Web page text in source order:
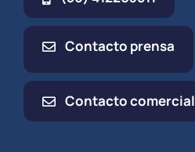
Contacto prensa
Contacto comercial